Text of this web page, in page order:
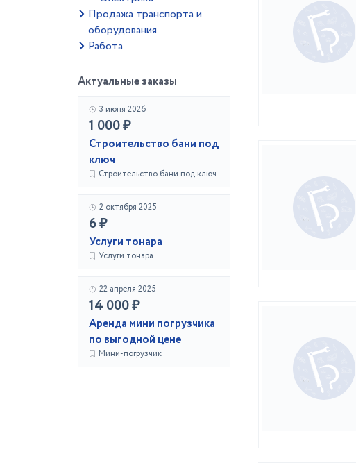
Продажа транспорта и
оборудования
Работа
Актуальные заказы
3 июня 2026
1 000 ₽
Строительство бани под
ключ
Строительство бани под ключ
2 октября 2025
6 ₽
Услуги тонара
Услуги тонара
22 апреля 2025
14 000 ₽
Аренда мини погрузчика
по выгодной цене
Мини-погрузчик